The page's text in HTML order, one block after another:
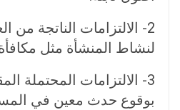
2- الالتزامات الناتجة من
لنشاط المنشأة مثل
3- الالتزامات المحتملة
بوقوع حدث معين في